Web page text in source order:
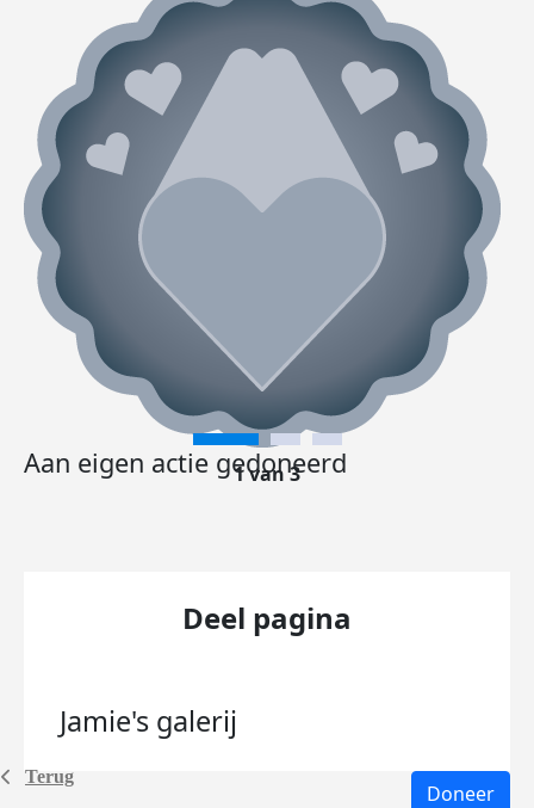
Terug
Aan eigen actie gedoneerd
1 van 3
Deel pagina
Jamie's galerij
Doneer